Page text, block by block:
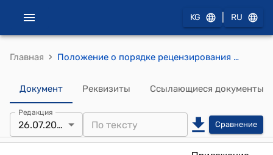
KG RU
Главная › Положение о порядке рецензирования отчетов об оценке имущества и имущественных прав (к постановлению Кабинета Министров КР от 26 июля 2024 года № 426)
Документ Реквизиты Ссылающиеся документы
Редакция
26.07.2024 Сравнение